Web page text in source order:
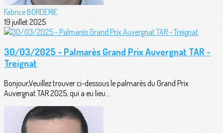
Fabrice BORDERIE
19 juillet 2025
30/03/2025 - Palmarès Grand Prix Auvergnat TAR -
Treignat
Bonjour,Veuillez trouver ci-dessous le palmarès du Grand Prix
Auvergnat TAR 2025, qui a eu lieu...